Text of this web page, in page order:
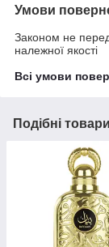
Умови
Законом не
належної якості
Всі умови
Подібні